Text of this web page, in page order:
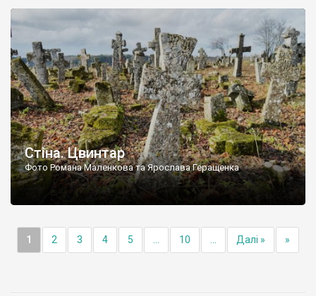
ньому чимало хрестів 19 століття, є такі, де епітафії стер […]
Стіна. Цвинтар
Фото Романа Маленкова та Ярослава Геращенка
1 2 3 4 5 10 Далі » »